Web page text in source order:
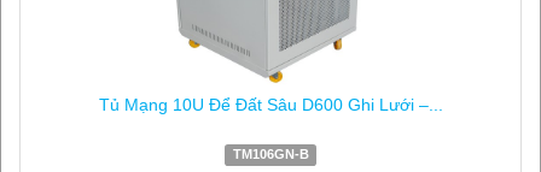
Tủ Mạng 10U Để Đất Sâu D600 Ghi Lưới –...
TM106GN-B